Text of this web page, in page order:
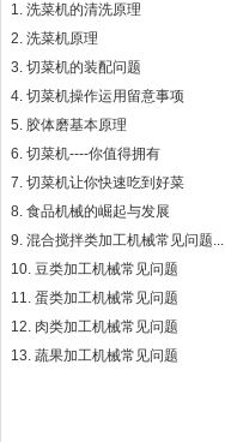
洗菜机的清洗原理
洗菜机原理
切菜机的装配问题
切菜机操作运用留意事项
胶体磨基本原理
切菜机----你值得拥有
切菜机让你快速吃到好菜
食品机械的崛起与发展
混合搅拌类加工机械常见问题...
豆类加工机械常见问题
蛋类加工机械常见问题
肉类加工机械常见问题
蔬果加工机械常见问题